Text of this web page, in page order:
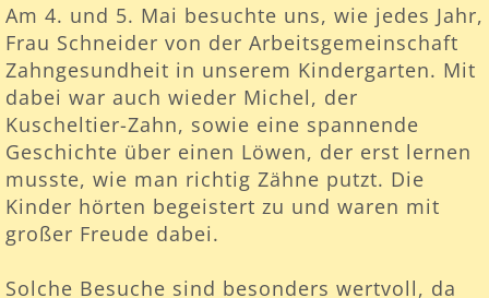
Am 4. und 5. Mai besuchte uns, wie jedes Jahr,
Frau Schneider von der Arbeitsgemeinschaft
Zahngesundheit in unserem Kindergarten. Mit
dabei war auch wieder Michel, der
Kuscheltier-Zahn, sowie eine spannende
Geschichte über einen Löwen, der erst lernen
musste, wie man richtig Zähne putzt. Die
Kinder hörten begeistert zu und waren mit
großer Freude dabei.
Solche Besuche sind besonders wertvoll, da